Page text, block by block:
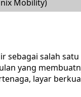
Mobility)
sebagai salah
yang
layar